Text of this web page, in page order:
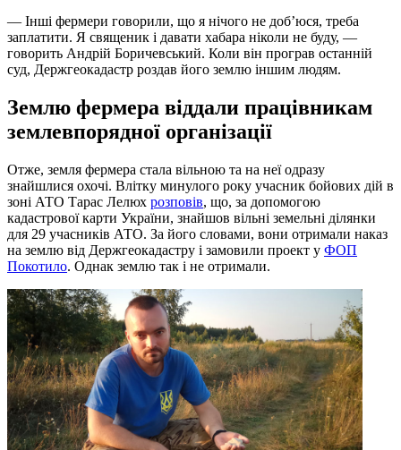
— Інші фермери говорили, що я нічого не доб’юся, треба
заплатити. Я священик і давати хабара ніколи не буду, —
говорить Андрій Боричевський. Коли він програв останній
суд, Держгеокадастр роздав його землю іншим людям.
Землю фермера віддали працівникам
землевпорядної організації
Отже, земля фермера стала вільною та на неї одразу
знайшлися охочі. Влітку минулого року учасник бойових дій в
зоні АТО Тарас Лелюх розповів, що, за допомогою
кадастрової карти України, знайшов вільні земельні ділянки
для 29 учасників АТО. За його словами, вони отримали наказ
на землю від Держгеокадастру і замовили проект у ФОП
Покотило. Однак землю так і не отримали.